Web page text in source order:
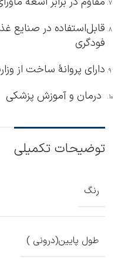
قابل‌استفاده در صنایع
فودگری
دارای پروانۀ ساخت از
درمان و آموزش پزشکی
توضیحات تکمیلی
رنگ
طول پایین(درونی )